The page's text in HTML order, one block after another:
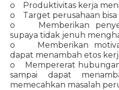
o Produktivitas kerja
o Target perusahaan bisa
o Memberikan
supaya tidak jenuh
o Memberikan
dapat menambah etos
o Mempererat hubungan
sampai dapat
memecahkan masalah